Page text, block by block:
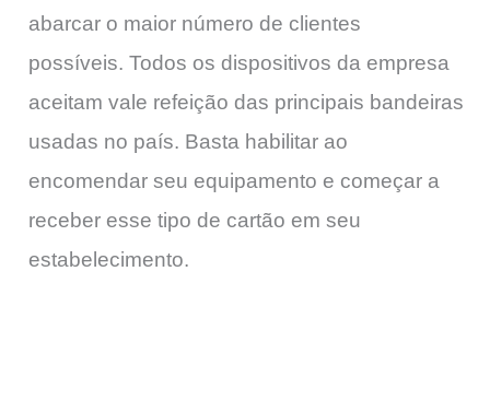
abarcar o maior número de clientes
possíveis. Todos os dispositivos da empresa
aceitam vale refeição das principais bandeiras
usadas no país. Basta habilitar ao
encomendar seu equipamento e começar a
receber esse tipo de cartão em seu
estabelecimento.